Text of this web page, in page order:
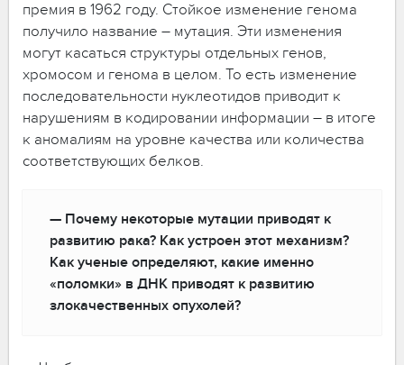
премия в 1962 году. Стойкое изменение генома
получило название – мутация. Эти изменения
могут касаться структуры отдельных генов,
хромосом и генома в целом. То есть изменение
последовательности нуклеотидов приводит к
нарушениям в кодировании информации – в итоге
к аномалиям на уровне качества или количества
соответствующих белков.
— Почему некоторые мутации приводят к
развитию рака? Как устроен этот механизм?
Как ученые определяют, какие именно
«поломки» в ДНК приводят к развитию
злокачественных опухолей?